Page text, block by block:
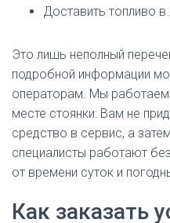
Доставить топливо
Это лишь неполный
подробной информации
операторам. Мы
месте стоянки: Вам не
средство в сервис, а
специалисты работают
от времени суток и
Как заказать